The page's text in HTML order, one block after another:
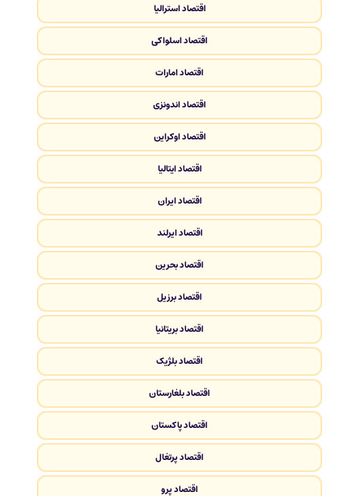
اقتصاد استرالیا
اقتصاد اسلواکی
اقتصاد امارات
اقتصاد اندونزی
اقتصاد اوکراین
اقتصاد ایتالیا
اقتصاد ایران
اقتصاد ایرلند
اقتصاد بحرین
اقتصاد برزیل
اقتصاد بریتانیا
اقتصاد بلژیک
اقتصاد بلغارستان
اقتصاد پاکستان
اقتصاد پرتغال
اقتصاد پرو